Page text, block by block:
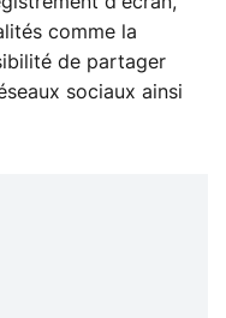
comme la
de partager
sociaux ainsi